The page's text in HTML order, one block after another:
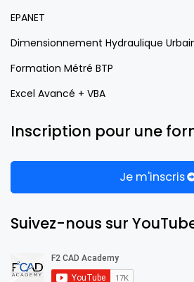
EPANET
Dimensionnement Hydraulique
Formation Métré BTP
Excel Avancé + VBA
Inscription pour une
Je m'inscris
Suivez-nous sur